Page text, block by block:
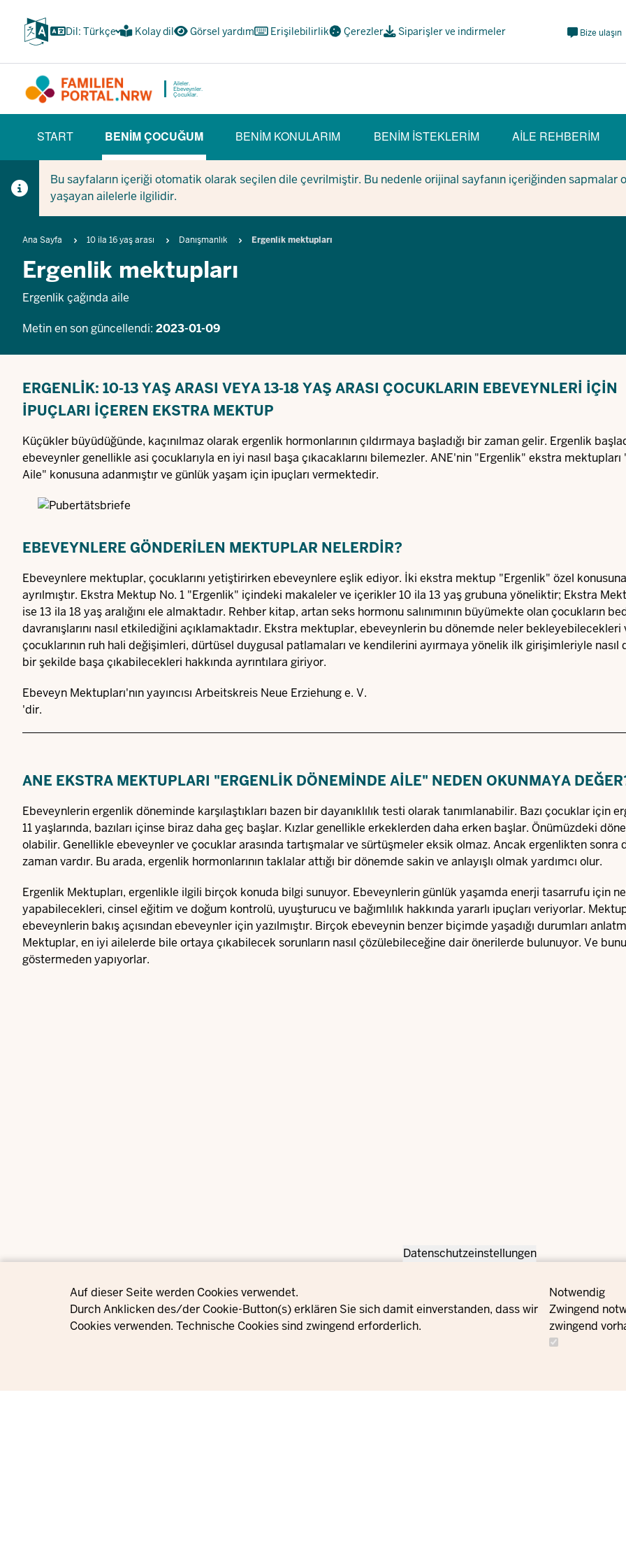
Privacy settings
Datenschutzeinstellungen
Auf dieser Seite werden Cookies verwendet.
Durch Anklicken des/der Cookie-Button(s) erklären Sie sich damit einverstanden, dass wir
Cookies verwenden. Technische Cookies sind zwingend erforderlich.
Notwendig
Zwingend
zwingend
içeriğe
Dil: Türkçe Kolay dil Görsel yardım Erişilebilirlik Çerezler Siparişler ve indirmeler
Meta
Social
Bize ulaşın
Aileler.
Ebeveynler.
Çocuklar.
(BÜRGERBEREICH)
START
BENIM ÇOCUĞUM
(CURRENT SECTION)
BENIM KONULARIM BENIM ISTEKLERIM AILE REHBERIM
Bu sayfaların içeriği otomatik olarak seçilen dile çevrilmiştir. Bu nedenle orijinal sayfanın içeriğinden
yaşayan ailelerle ilgilidir.
Breadcrumb
Ana Sayfa 10 ila 16 yaş arası Danışmanlık Ergenlik mektupları
Ergenlik mektupları
Ergenlik çağında aile
Metin en son güncellendi: 2023-01-09
ERGENLIK: 10-13 YAŞ ARASI VEYA 13-18 YAŞ ARASI ÇOCUKLARIN EBEVEYNLERI IÇIN
IPUÇLARI IÇEREN EKSTRA MEKTUP
Küçükler büyüdüğünde, kaçınılmaz olarak ergenlik hormonlarının çıldırmaya başladığı bir zaman gelir. Ergenlik
ebeveynler genellikle asi çocuklarıyla en iyi nasıl başa çıkacaklarını bilemezler. ANE'nin "Ergenlik" ekstra
Aile" konusuna adanmıştır ve günlük yaşam için ipuçları vermektedir.
EBEVEYNLERE GÖNDERILEN MEKTUPLAR NELERDIR?
Ebeveynlere mektuplar, çocuklarını yetiştirirken ebeveynlere eşlik ediyor. İki ekstra mektup "Ergenlik" özel konusuna
ayrılmıştır. Ekstra Mektup No. 1 "Ergenlik" içindeki makaleler ve içerikler 10 ila 13 yaş grubuna yöneliktir; Ekstra
ise 13 ila 18 yaş aralığını ele almaktadır. Rehber kitap, artan seks hormonu salınımının büyümekte olan çocukların
davranışlarını nasıl etkilediğini açıklamaktadır. Ekstra mektuplar, ebeveynlerin bu dönemde neler bekleyebilecekleri
çocuklarının ruh hali değişimleri, dürtüsel duygusal patlamaları ve kendilerini ayırmaya yönelik ilk girişimleriyle nasıl
bir şekilde başa çıkabilecekleri hakkında ayrıntılara giriyor.
Ebeveyn Mektupları'nın yayıncısı Arbeitskreis Neue Erziehung e. V.
'dir.
ANE EKSTRA MEKTUPLARI "ERGENLIK DÖNEMINDE AILE" NEDEN OKUNMAYA
Ebeveynlerin ergenlik döneminde karşılaştıkları bazen bir dayanıklılık testi olarak tanımlanabilir. Bazı çocuklar için
11 yaşlarında, bazıları içinse biraz daha geç başlar. Kızlar genellikle erkeklerden daha erken başlar. Önümüzdeki
olabilir. Genellikle ebeveynler ve çocuklar arasında tartışmalar ve sürtüşmeler eksik olmaz. Ancak ergenlikten sonra
zaman vardır. Bu arada, ergenlik hormonlarının taklalar attığı bir dönemde sakin ve anlayışlı olmak yardımcı olur.
Ergenlik Mektupları, ergenlikle ilgili birçok konuda bilgi sunuyor. Ebeveynlerin günlük yaşamda enerji tasarrufu için
yapabilecekleri, cinsel eğitim ve doğum kontrolü, uyuşturucu ve bağımlılık hakkında yararlı ipuçları veriyorlar.
ebeveynlerin bakış açısından ebeveynler için yazılmıştır. Birçok ebeveynin benzer biçimde yaşadığı durumları
Mektuplar, en iyi ailelerde bile ortaya çıkabilecek sorunların nasıl çözülebileceğine dair önerilerde bulunuyor. Ve
göstermeden yapıyorlar.